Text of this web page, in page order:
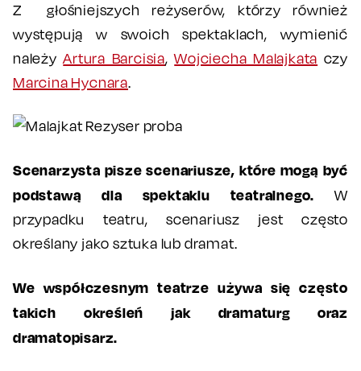
Z głośniejszych reżyserów, którzy również
występują w swoich spektaklach, wymienić
należyArtura Barcisia,Wojciecha Malajkata czy
Marcina Hycnara.
Scenarzysta pisze scenariusze, które mogą być
podstawą dla spektaklu teatralnego. W
przypadku teatru, scenariusz jest często
określany jako sztuka lub dramat.
We współczesnym teatrze używa się często
takich określeń jak dramaturg oraz
dramatopisarz.